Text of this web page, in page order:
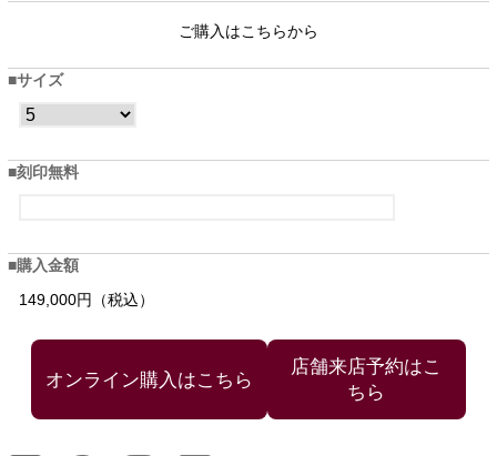
ご購入はこちらから
サイズ
刻印無料
購入金額
149,000円（税込）
店舗来店予約はこ
ちら